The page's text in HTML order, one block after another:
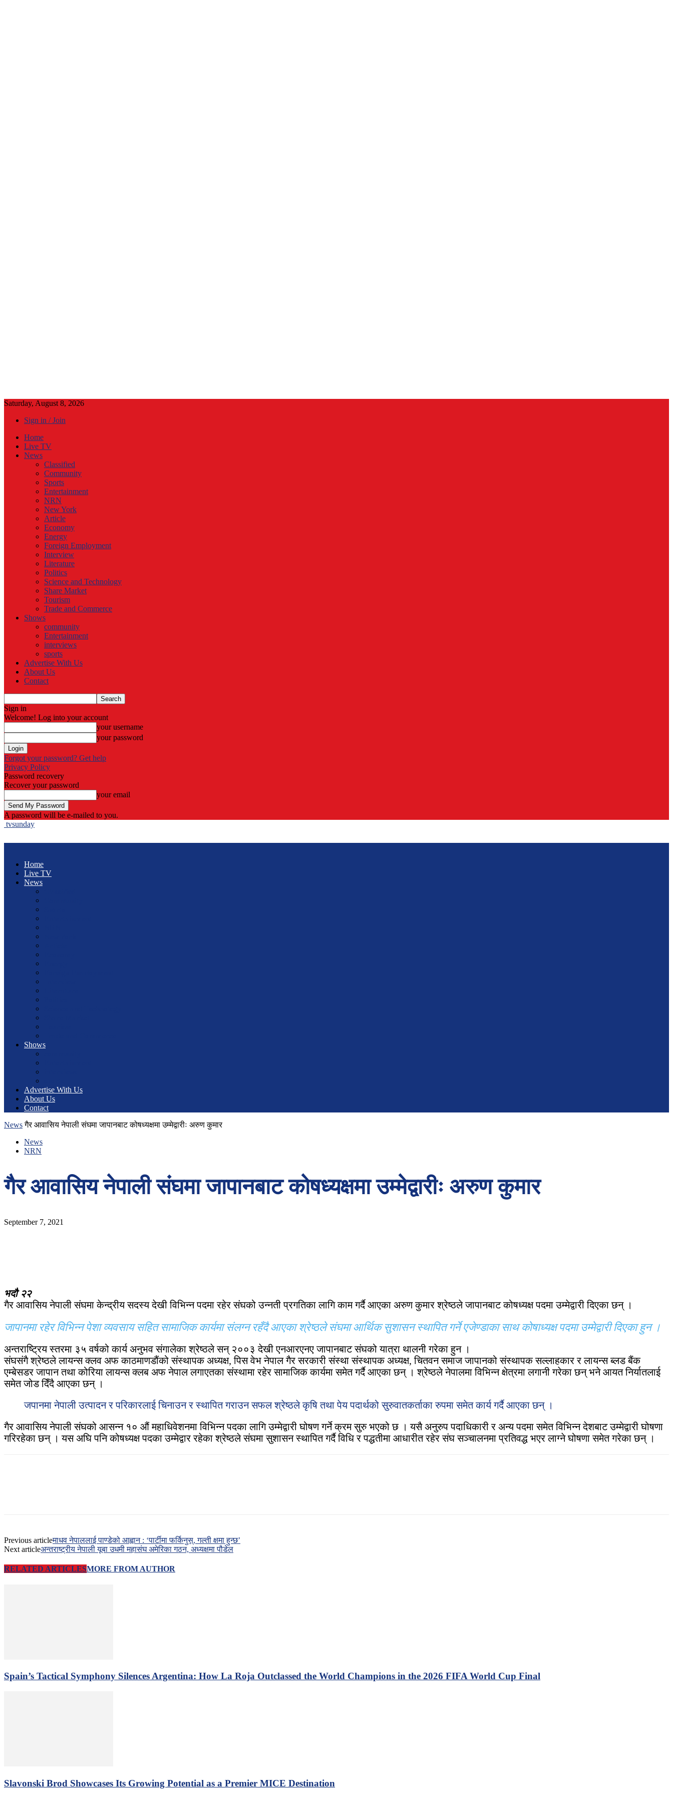
Saturday, August 8, 2026
Sign in / Join
Home
Live TV
News
Classified
Community
Sports
Entertainment
NRN
New York
Article
Economy
Energy
Foreign Employment
Interview
Literature
Politics
Science and Technology
Share Market
Tourism
Trade and Commerce
Shows
community
Entertainment
interviews
sports
Advertise With Us
About Us
Contact
Sign in
Welcome! Log into your account
your username
your password
Forgot your password? Get help
Privacy Policy
Password recovery
Recover your password
your email
A password will be e-mailed to you.
tvsunday
Home
Live TV
News
Shows
Advertise With Us
About Us
Contact
News गैर आवासिय नेपाली संघमा जापानबाट कोषध्यक्षमा उम्मेद्वारीः अरुण कुमार
News
NRN
गैर आवासिय नेपाली संघमा जापानबाट कोषध्यक्षमा उम्मेद्वारीः अरुण कुमार
September 7, 2021
भदौ २२
गैर आवासिय नेपाली संघमा केन्द्रीय सदस्य देखी विभिन्न पदमा रहेर संघको उन्नती प्रगतिका लागि काम गर्दै आएका अरुण कुमार श्रेष्ठले जापानबाट कोषध्यक्ष पदमा उम्मेद्वारी दिएका छन् ।
जापानमा रहेर विभिन्न पेशा व्यवसाय सहित सामाजिक कार्यमा संलग्न रहँदै आएका श्रेष्ठले संघमा आर्थिक सुशासन स्थापित गर्ने एजेण्डाका साथ कोषाध्यक्ष पदमा उम्मेद्वारी दिएका हुन ।
अन्तराष्ट्रिय स्तरमा ३५ वर्षको कार्य अनुभव संगालेका श्रेष्ठले सन् २००३ देखी एनआरएनए जापानबाट संघको यात्रा थालनी गरेका हुन ।
संघसंगै श्रेष्ठले लायन्स क्लव अफ काठमाणडौंको संस्थापक अध्यक्ष, पिस वेभ नेपाल गैर सरकारी संस्था संस्थापक अध्यक्ष, चितवन समाज जापानको संस्थापक सल्लाहकार र लायन्स ब्लड बैंक
एम्बेसडर जापान तथा कोरिया लायन्स क्लब अफ नेपाल लगाएतका संस्थामा रहेर सामाजिक कार्यमा समेत गर्दै आएका छन् । श्रेष्ठले नेपालमा विभिन्न क्षेत्रमा लगानी गरेका छन् भने आयत निर्यातलाई
समेत जोड दिँदै आएका छन् ।
जपानमा नेपाली उत्पादन र परिकारलाई चिनाउन र स्थापित गराउन सफल श्रेष्ठले कृषि तथा पेय पदार्थको सुरुवातकर्ताका रुपमा समेत कार्य गर्दै आएका छन् ।
गैर आवासिय नेपाली संघको आसन्न १० औं महाधिवेशनमा विभिन्न पदका लागि उम्मेद्वारी घोषण गर्ने क्रम सुरु भएको छ । यसै अनुरुप पदाधिकारी र अन्य पदमा समेत विभिन्न देशबाट उम्मेद्वारी घोषणा
गरिरहेका छन् । यस अघि पनि कोषध्यक्ष पदका उम्मेद्वार रहेका श्रेष्ठले संघमा सुशासन स्थापित गर्दै विधि र पद्धतीमा आधारीत रहेर संघ सञ्चालनमा प्रतिवद्ध भएर लाग्ने घोषणा समेत गरेका छन् ।
Previous articleमाधव नेपाललाई पाण्डेको आह्वान : ‘पार्टीमा फर्किनुस्, गल्ती क्षमा हुन्छ’
Next articleअन्तराष्ट्रीय नेपाली यूबा उधमी महासंघ अमेरिका गठन, अध्यक्षमा पौडेल
RELATED ARTICLESMORE FROM AUTHOR
Spain’s Tactical Symphony Silences Argentina: How La Roja Outclassed the World Champions in the 2026 FIFA World Cup Final
Slavonski Brod Showcases Its Growing Potential as a Premier MICE Destination